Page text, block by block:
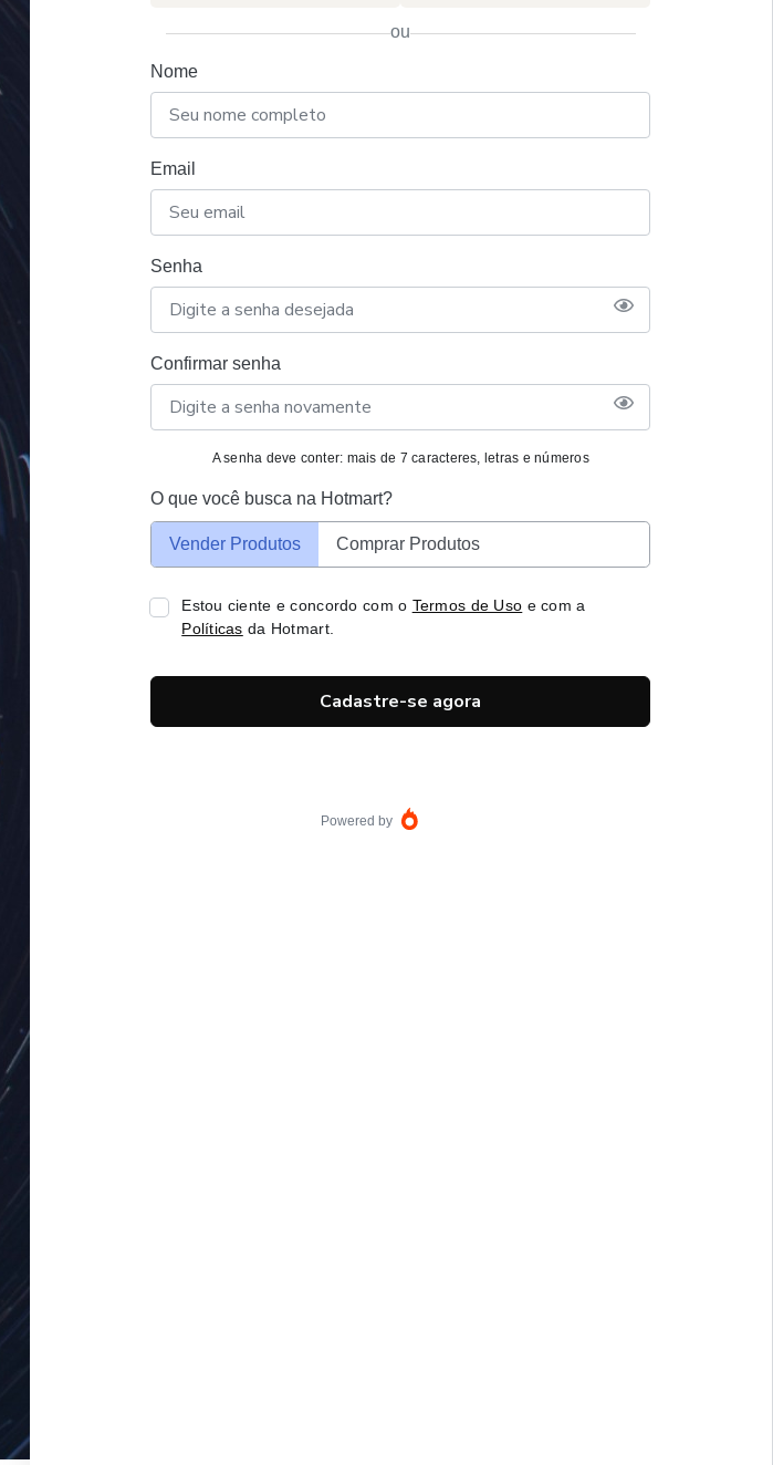
ou
Nome
Email
Senha
Confirmar senha
A senha deve conter: mais de 7 caracteres, letras e números
O que você busca na Hotmart?
Vender Produtos Comprar Produtos
Estou ciente e concordo com o Termos de Uso e com a
Políticas da Hotmart.
Cadastre-se agora
Powered by